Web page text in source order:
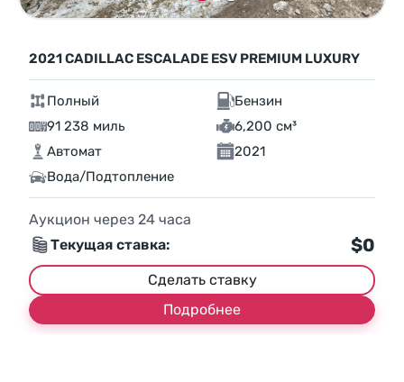
2021 CADILLAC ESCALADE ESV PREMIUM LUXURY
Полный
Бензин
91 238 миль
6,200 см³
Автомат
2021
Вода/Подтопление
Аукцион через 24 часа
Текущая ставка:
$0
Сделать ставку
Подробнее